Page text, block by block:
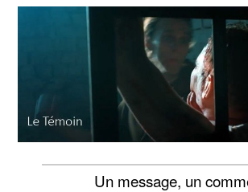
Un message, un